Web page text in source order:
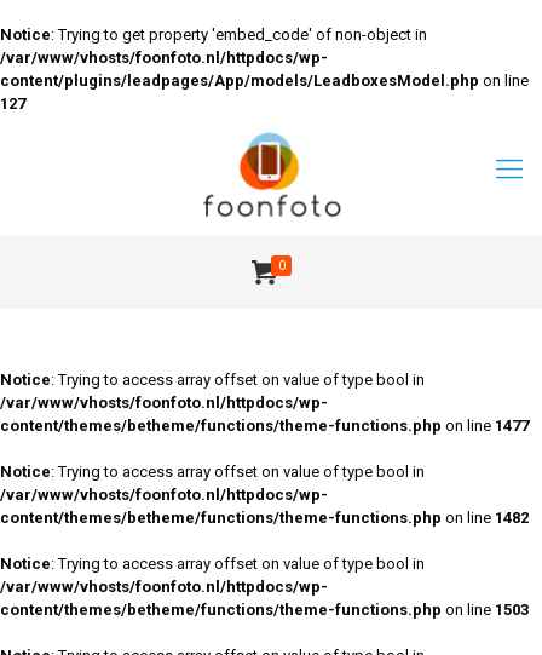
Notice: Trying to get property 'embed_code' of non-object in
/var/www/vhosts/foonfoto.nl/httpdocs/wp-
content/plugins/leadpages/App/models/LeadboxesModel.php on line
127
0
Notice: Trying to access array offset on value of type bool in
/var/www/vhosts/foonfoto.nl/httpdocs/wp-
content/themes/betheme/functions/theme-functions.php on line 1477
Notice: Trying to access array offset on value of type bool in
/var/www/vhosts/foonfoto.nl/httpdocs/wp-
content/themes/betheme/functions/theme-functions.php on line 1482
Notice: Trying to access array offset on value of type bool in
/var/www/vhosts/foonfoto.nl/httpdocs/wp-
content/themes/betheme/functions/theme-functions.php on line 1503